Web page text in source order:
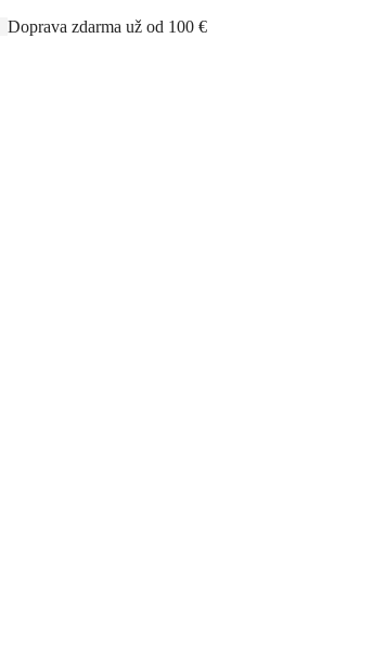
Doprava zdarma už od 100 €